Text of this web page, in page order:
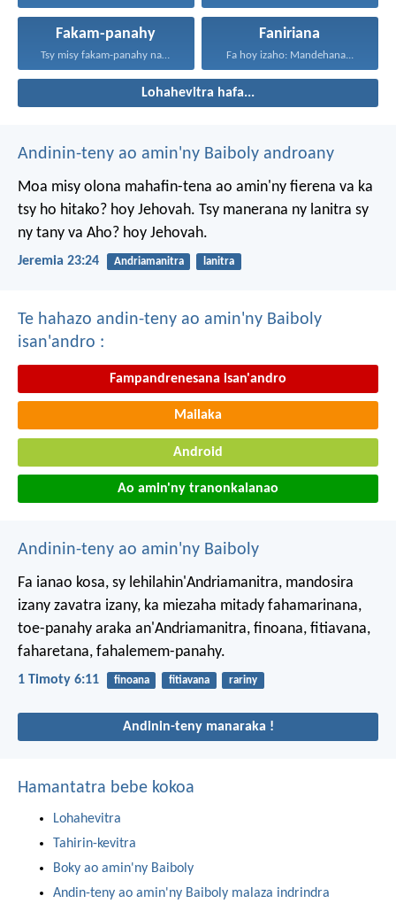
Fakam-panahy
Tsy misy fakam-panahy nahazo...
Faniriana
Fa hoy izaho: Mandehana...
Lohahevitra hafa...
Andinin-teny ao amin'ny Baiboly androany
Moa misy olona mahafin-tena ao amin'ny fierena va ka
tsy ho hitako? hoy Jehovah. Tsy manerana ny lanitra sy
ny tany va Aho? hoy Jehovah.
Jeremia 23:24 Andriamanitra lanitra
Te hahazo andin-teny ao amin'ny Baiboly
isan'andro :
Fampandrenesana isan'andro
Mailaka
Android
Ao amin'ny tranonkalanao
Andinin-teny ao amin'ny Baiboly
Fa ianao kosa, sy lehilahin'Andriamanitra, mandosira
izany zavatra izany, ka miezaha mitady fahamarinana,
toe-panahy araka an'Andriamanitra, finoana, fitiavana,
faharetana, fahalemem-panahy.
1 Timoty 6:11 finoana fitiavana rariny
Andinin-teny manaraka !
Hamantatra bebe kokoa
Lohahevitra
Tahirin-kevitra
Boky ao amin'ny Baiboly
Andin-teny ao amin'ny Baiboly malaza indrindra